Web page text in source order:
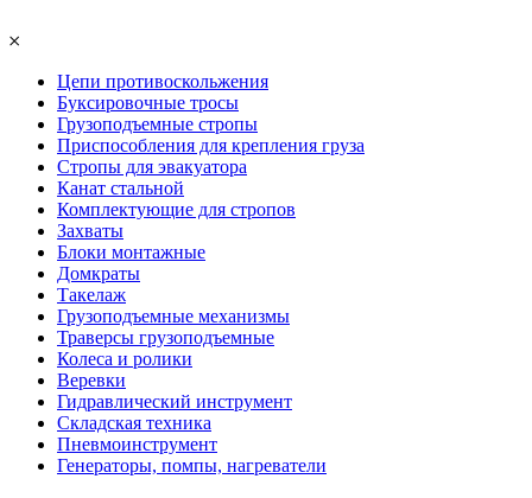
𐄂
Цепи противоскольжения
Буксировочные тросы
Грузоподъемные стропы
Приспособления для крепления груза
Стропы для эвакуатора
Канат стальной
Комплектующие для стропов
Захваты
Блоки монтажные
Домкраты
Такелаж
Грузоподъемные механизмы
Траверсы грузоподъемные
Колеса и ролики
Веревки
Гидравлический инструмент
Складская техника
Пневмоинструмент
Генераторы, помпы, нагреватели